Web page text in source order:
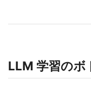
LLM 学習のボ